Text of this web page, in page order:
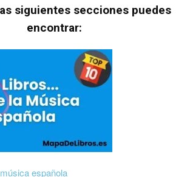
siguientes secciones puedes
encontrar:
española